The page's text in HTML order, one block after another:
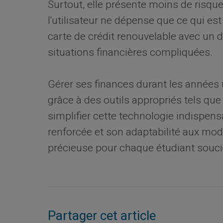
Surtout, elle présente moins de
l'utilisateur ne dépense que ce qui
carte de crédit renouvelable avec un
situations financières compliquées.
Gérer ses finances durant les
grâce à des outils appropriés tels
simplifier cette technologie
renforcée et son adaptabilité aux
précieuse pour chaque étudiant
Partager cet article